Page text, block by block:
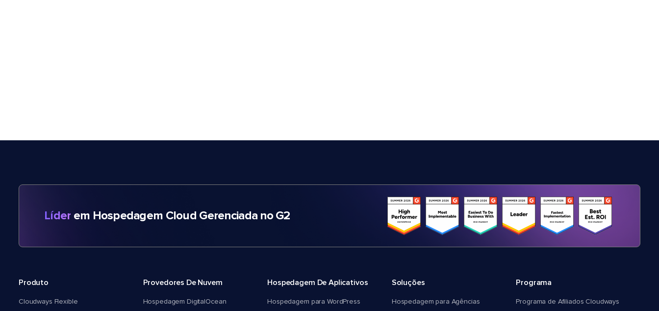
Líder em Hospedagem Cloud Gerenciada no G2
Produto
Cloudways Flexible
Provedores De Nuvem
Hospedagem DigitalOcean
Hospedagem De Aplicativos
Hospedagem para WordPress
Soluções
Hospedagem para Agências
Programa
Programa de Afiliados Cloudways